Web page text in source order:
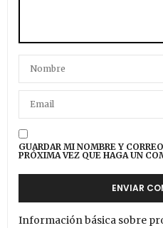
GUARDAR MI NOMBRE Y
PRÓXIMA VEZ QUE HAGA UN
Información básica sobre